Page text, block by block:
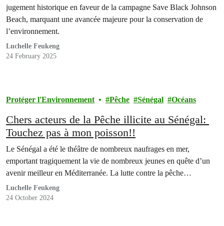
jugement historique en faveur de la campagne Save Black Johnson
Beach, marquant une avancée majeure pour la conservation de
l’environnement.
Luchelle Feukeng
24 February 2025
Protéger l'Environnement Pêche Sénégal Océans
Chers acteurs de la Pêche illicite au Sénégal:
Touchez pas à mon poisson!!
Le Sénégal a été le théâtre de nombreux naufrages en mer,
emportant tragiquement la vie de nombreux jeunes en quête d’un
avenir meilleur en Méditerranée. La lutte contre la pêche…
Luchelle Feukeng
24 October 2024